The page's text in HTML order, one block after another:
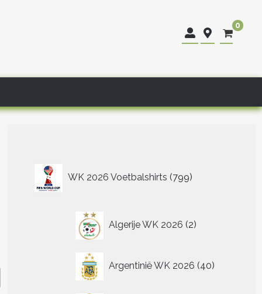
0
WK 2026 Voetbalshirts 799
producten
Algerije WK 2026 2
producten
Argentinië WK 2026 40
producten